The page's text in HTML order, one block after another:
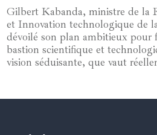
Gilbert Kabanda, ministre de la
et Innovation technologique de
dévoilé son plan ambitieux pour
bastion scientifique et
vision séduisante, que vaut